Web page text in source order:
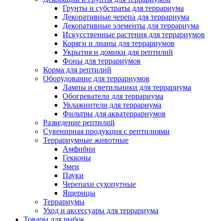
Грунты и субстраты для террариума
Декоративные черепа для террариума
Декоративные элементы для террариума
Искусственные растения для террариумов
Коряги и лианы для террариумов
Укрытия и домики для рептилий
Фоны для террариумов
Корма для рептилий
Оборудование для террариумов
Лампы и светильники для террариума
Обогреватели для террариума
Увлажнители для террариума
Фильтры для акватеррариумов
Разведение рептилий
Сувенирная продукция с рептилиями
Террариумные животные
Амфибии
Гекконы
Змеи
Пауки
Черепахи сухопутные
Ящерицы
Террариумы
Уход и аксессуары для террариума
Товары для рыбок